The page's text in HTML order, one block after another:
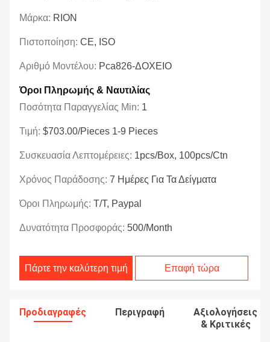
Μάρκα: RION
Πιστοποίηση: CE, ISO
Αριθμό Μοντέλου: Pca826-ΔΟΧΕΙΟ
Όροι Πληρωμής & Ναυτιλίας
Ποσότητα Παραγγελίας Min: 1
Τιμή: $703.00/Pieces 1-9 Pieces
Συσκευασία Λεπτομέρειες: 1pcs/box, 100pcs/ctn
Χρόνος Παράδοσης: 7 Ημέρες Για Τα Δείγματα
Όροι Πληρωμής: T/T, Paypal
Δυνατότητα Προσφοράς: 500/month
Πάρτε την καλύτερη τιμή Επαφή τώρα
Προδιαγραφές Περιγραφή
Αξιολογήσεις
& Κριτικές